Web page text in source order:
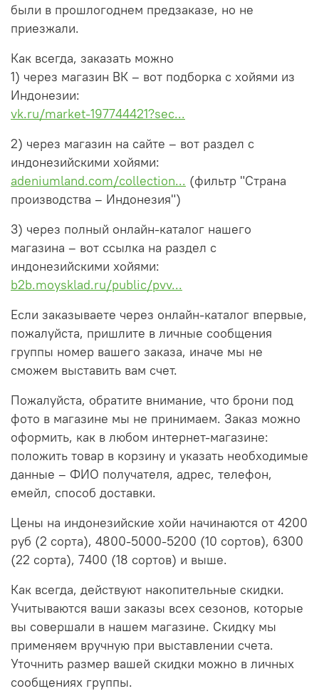
были в прошлогоднем предзаказе, но не
приезжали.
Как всегда, заказать можно
1) через магазин ВК – вот подборка с хойями из
Индонезии:
vk.ru/market-197744421?sec...
2) через магазин на сайте – вот раздел с
индонезийскими хойями:
adeniumland.com/collection... (фильтр "Страна
производства – Индонезия")
3) через полный онлайн-каталог нашего
магазина – вот ссылка на раздел с
индонезийскими хойями:
b2b.moysklad.ru/public/pvv...
Если заказываете через онлайн-каталог впервые,
пожалуйста, пришлите в личные сообщения
группы номер вашего заказа, иначе мы не
сможем выставить вам счет.
Пожалуйста, обратите внимание, что брони под
фото в магазине мы не принимаем. Заказ можно
оформить, как в любом интернет-магазине:
положить товар в корзину и указать необходимые
данные – ФИО получателя, адрес, телефон,
емейл, способ доставки.
Цены на индонезийские хойи начинаются от 4200
руб (2 сорта), 4800-5000-5200 (10 сортов), 6300
(22 сорта), 7400 (18 сортов) и выше.
Как всегда, действуют накопительные скидки.
Учитываются ваши заказы всех сезонов, которые
вы совершали в нашем магазине. Скидку мы
применяем вручную при выставлении счета.
Уточнить размер вашей скидки можно в личных
сообщениях группы.